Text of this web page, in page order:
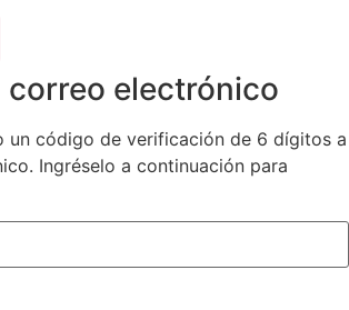
correo electrónico
un código de verificación de 6 dígitos a
Ingréselo a continuación para